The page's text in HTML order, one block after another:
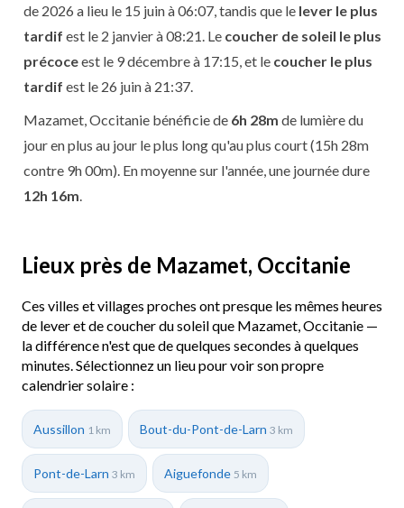
de 2026 a lieu le 15 juin à 06:07, tandis que le lever le plus
tardif est le 2 janvier à 08:21. Le coucher de soleil le plus
précoceest le 9 décembre à 17:15, et le coucher le plus
tardif est le 26 juin à 21:37.
Mazamet, Occitanie bénéficie de 6h 28m de lumière du
jour en plus au jour le plus long qu'au plus court (15h 28m
contre 9h 00m). En moyenne sur l'année, une journée dure
12h 16m
Lieux près de Mazamet, Occitanie
Ces villes et villages proches ont presque les mêmes heures
de lever et de coucher du soleil que Mazamet, Occitanie —
la différence n'est que de quelques secondes à quelques
minutes. Sélectionnez un lieu pour voir son propre
calendrier solaire :
Aussillon 1 km Bout-du-Pont-de-Larn 3 km
Pont-de-Larn 3 km Aiguefonde 5 km